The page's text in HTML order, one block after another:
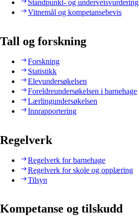
Standpunkt- og underveisvurdering
Vitnemål og kompetansebevis
Tall og forskning
Forskning
Statistikk
Elevundersøkelsen
Foreldreundersøkelsen i barnehage
Lærlingundersøkelsen
Innrapportering
Regelverk
Regelverk for barnehage
Regelverk for skole og opplæring
Tilsyn
Kompetanse og tilskudd